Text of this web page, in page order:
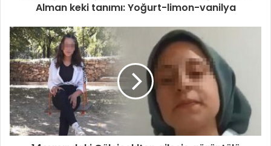
Alman keki tanımı: Yoğurt-limon-vanilya